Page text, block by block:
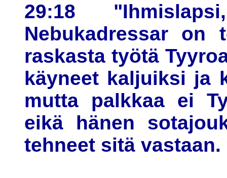
29:18
Nebukadressar on
raskasta työtä
käyneet kaljuiksi ja
mutta palkkaa ei
eikä hänen
tehneet sitä vastaan.